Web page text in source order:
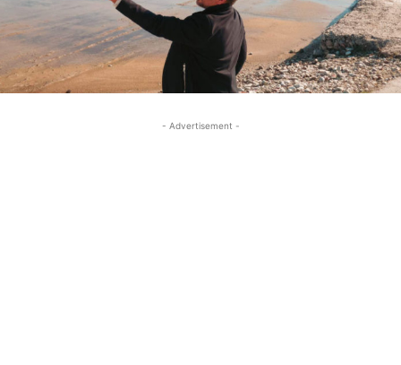
- Advertisement -